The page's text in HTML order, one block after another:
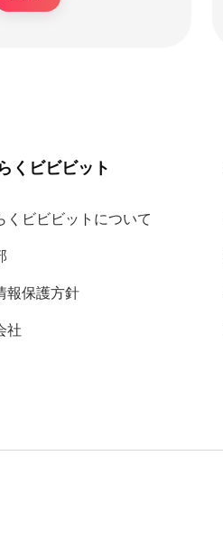
くビビビット
くビビビットについて
報保護方針
社